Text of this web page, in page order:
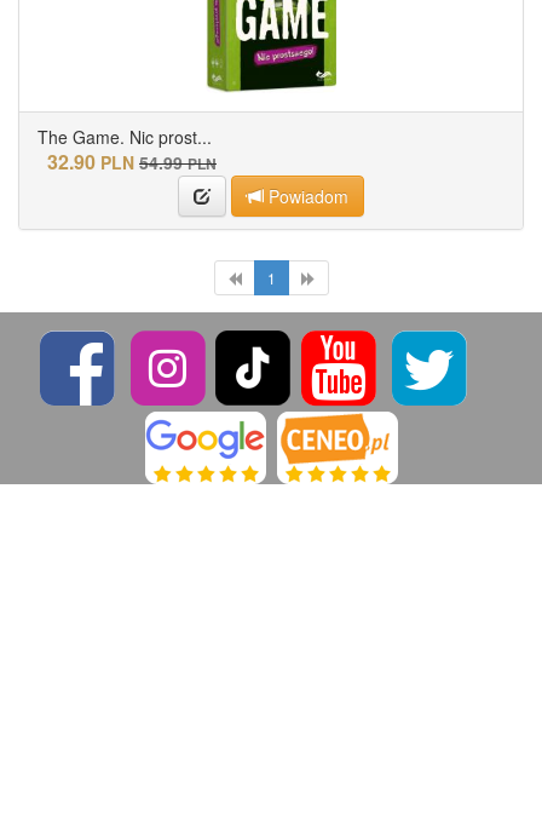
The Game. Nic prost...
32.90 PLN 54.99 PLN
Powiadom
1